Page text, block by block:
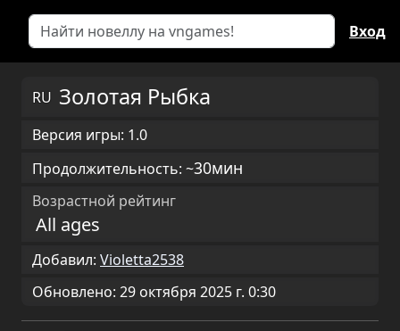
Вход
RU Золотая Рыбка
Версия игры: 1.0
Продолжительность: ~30мин
Возрастной рейтинг
All ages
Добавил: Violetta2538
Обновлено: 29 октября 2025 г. 0:30